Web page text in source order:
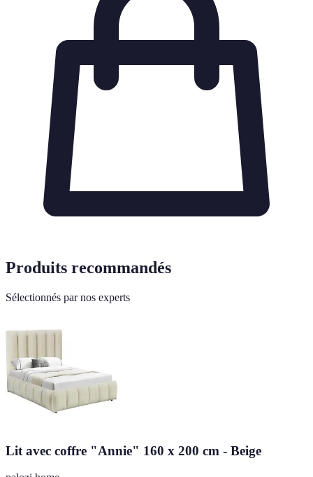
Produits recommandés
Sélectionnés par nos experts
Lit avec coffre "Annie" 160 x 200 cm - Beige